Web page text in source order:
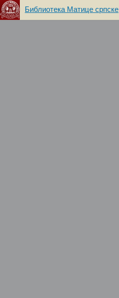
Библиотека Матице српске